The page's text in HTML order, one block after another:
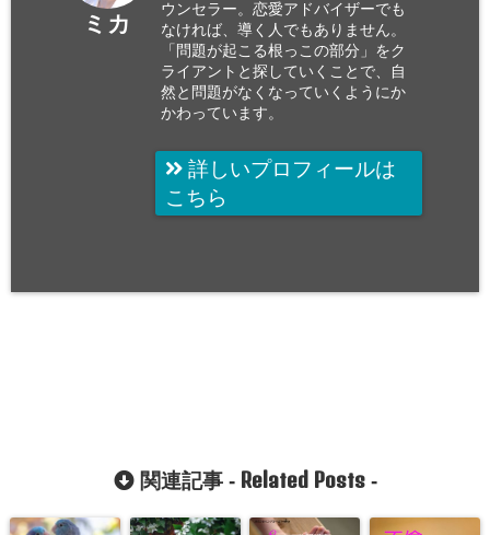
ミカ
ウンセラー。恋愛アドバイザーでも
なければ、導く人でもありません。
「問題が起こる根っこの部分」をク
ライアントと探していくことで、自
然と問題がなくなっていくようにか
かわっています。
詳しいプロフィールは
こちら
関連記事 - Related Posts-